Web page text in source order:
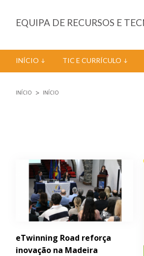
EQUIPA DE RECURSOS E
INÍCIO TIC E CURRÍCULO
INÍCIO INÍCIO
eTwinning Road reforça
inovação na Madeira
Páginas